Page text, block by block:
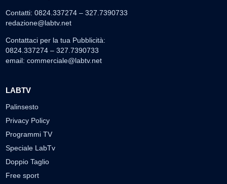
Contatti: 0824.337274 – 327.7390733
redazione@labtv.net
Contattaci per la tua Pubblicità:
0824.337274 – 327.7390733
email: commerciale@labtv.net
LABTV
Palinsesto
Privacy Policy
Programmi TV
Speciale LabTv
Doppio Taglio
Free sport